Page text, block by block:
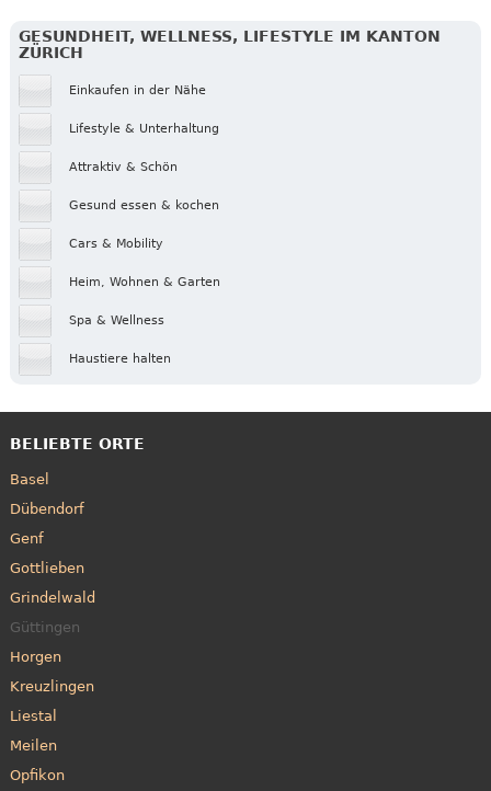
GESUNDHEIT, WELLNESS, LIFESTYLE IM KANTON
ZÜRICH
Einkaufen in der Nähe
Lifestyle & Unterhaltung
Attraktiv & Schön
Gesund essen & kochen
Cars & Mobility
Heim, Wohnen & Garten
Spa & Wellness
Haustiere halten
BELIEBTE ORTE
Basel
Dübendorf
Genf
Gottlieben
Grindelwald
Güttingen
Horgen
Kreuzlingen
Liestal
Meilen
Opfikon